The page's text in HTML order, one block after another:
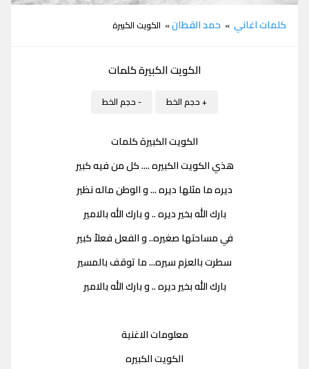
كلمات اغاني » حمد القطان» الكويت الكبيرة
الكويت الكبيرة كلمات
+ حجم الخط - حجم الخط
الكويت الكبيرة كلمات
هذي الكويت الكبيره .... كل من فيه كبير
ديره ما مثلها ديره ... و الوطن ماله نظير
بارك الله بخير ديره .. و بارك الله بالامير
في مساحتها صغيره.. و الفعل فعلاً كبير
سطرت بالعزم سيره... ما توقف بالمسير
بارك الله بخير ديره .. و بارك الله بالامير
معلومات الاغنية
الكويت الكبيره